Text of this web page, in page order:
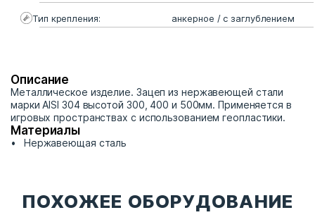
Тип крепления: анкерное / с заглублением
Описание
Металлическое изделие. Зацеп из нержавеющей стали
марки AISI 304 высотой 300, 400 и 500мм. Применяется в
игровых пространствах с использованием геопластики.
Материалы
Нержавеющая сталь
ПОХОЖЕЕ ОБОРУДОВАНИЕ